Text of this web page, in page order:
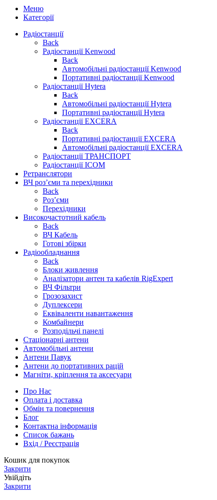
Меню
Категорії
Радіостанції
Back
Радіостанції Kenwood
Back
Автомобільні радіостанції Kenwood
Портативні радіостанції Kenwood
Радіостанції Hytera
Back
Автомобільні радіостанції Hytera
Портативні радіостанції Hytera
Радіостанції EXCERA
Back
Портативні радіостанції EXCERA
Автомобільні радіостанції EXCERA
Радіостанції ТРАНСПОРТ
Радіостанції ICOM
Ретранслятори
ВЧ роз’єми та перехідники
Back
Роз’єми
Перехідники
Високочастотний кабель
Back
ВЧ Кабель
Готові збірки
Радіообладнання
Back
Блоки живлення
Аналізатори антен та кабелів RigExpert
ВЧ Фільтри
Грозозахист
Дуплексери
Еквіваленти навантаження
Комбайнери
Розподільчі панелі
Стаціонарні антени
Автомобільні антени
Антени Павук
Антени до портативних рацій
Магніти, кріплення та аксесуари
Про Нас
Оплата і доставка
Обмін та повернення
Блог
Контактна інформація
Список бажань
Вхід / Реєстрація
Кошик для покупок
Закрити
Увійдіть
Закрити